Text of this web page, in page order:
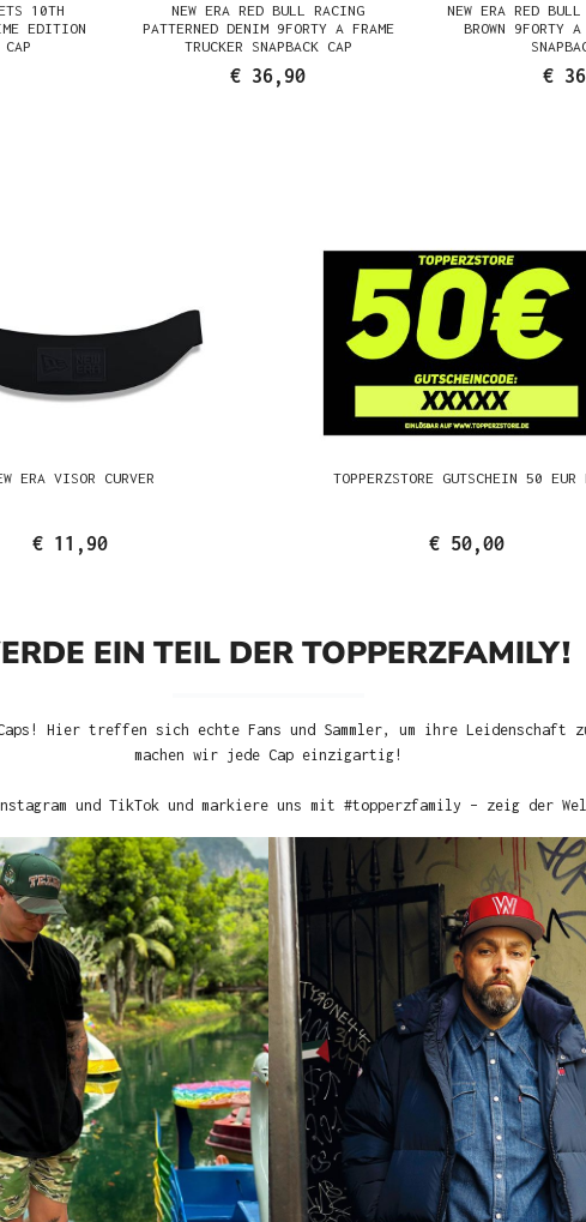
10TH
EDITION
NEW ERA RED BULL RACING
PATTERNED DENIM 9FORTY A FRAME
TRUCKER SNAPBACK CAP
€ 36,90
NEW ERA RED BULL
BROWN 9FORTY
€
ERA VISOR CURVER
€ 11,90
TOPPERZSTORE GUTSCHEIN 50 EUR
€ 50,00
EIN TEIL DER TOPPERZFAMILY!
Hier treffen sich echte Fans und Sammler, um ihre Leidenschaft
machen wir jede Cap einzigartig!
und TikTok und markiere uns mit #topperzfamily – zeig der